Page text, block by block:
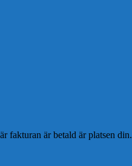
fakturan är betald är platsen din.